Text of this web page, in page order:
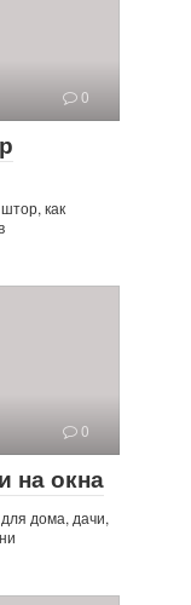
0
как
0
на окна
дома, дачи,